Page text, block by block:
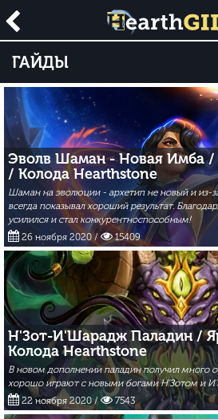
ГАЙДЫ
Эволв Шаман - Новая Имба /
/ Колода Hearthstone
Шаман на эволюции - архетип не новый и из-
всегда показывал хороший результат.
усилился и стал конкурентноспособным!
26 ноября 2020/ 15409
Н'Зот-И'Шарадж Паладин /
Колода Hearthstone
В новом дополнении паладин получил много
хорошо играют с новыми богами Н'Зотом и
22 ноября 2020/ 7543